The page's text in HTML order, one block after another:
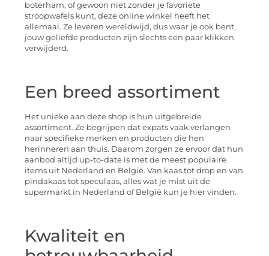
boterham, of gewoon niet zonder je favoriete
stroopwafels kunt, deze online winkel heeft het
allemaal. Ze leveren wereldwijd, dus waar je ook bent,
jouw geliefde producten zijn slechts een paar klikken
verwijderd.
Een breed assortiment
Het unieke aan deze shop is hun uitgebreide
assortiment. Ze begrijpen dat expats vaak verlangen
naar specifieke merken en producten die hen
herinneren aan thuis. Daarom zorgen ze ervoor dat hun
aanbod altijd up-to-date is met de meest populaire
items uit Nederland en België. Van kaas tot drop en van
pindakaas tot speculaas, alles wat je mist uit de
supermarkt in Nederland of België kun je hier vinden.
Kwaliteit en